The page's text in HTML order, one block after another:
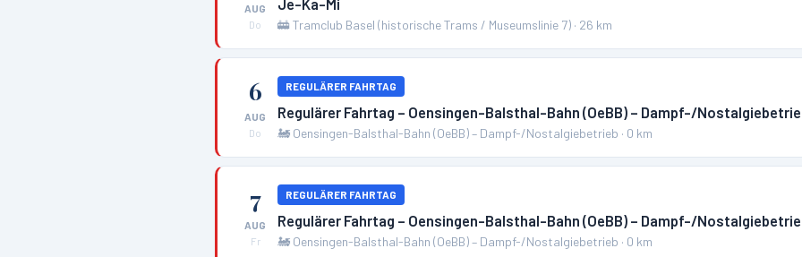
AUG
Do
Je-Ka-Mi
🚋 Tramclub Basel (historische Trams / Museumslinie 7) · 26 km
6
AUG
Do
REGULÄRER FAHRTAG
Regulärer Fahrtag – Oensingen-Balsthal-Bahn (OeBB) – Dampf-/
🚂 Oensingen-Balsthal-Bahn (OeBB) – Dampf-/Nostalgiebetrieb · 0 km
7
AUG
Fr
REGULÄRER FAHRTAG
Regulärer Fahrtag – Oensingen-Balsthal-Bahn (OeBB) – Dampf-/
🚂 Oensingen-Balsthal-Bahn (OeBB) – Dampf-/Nostalgiebetrieb · 0 km